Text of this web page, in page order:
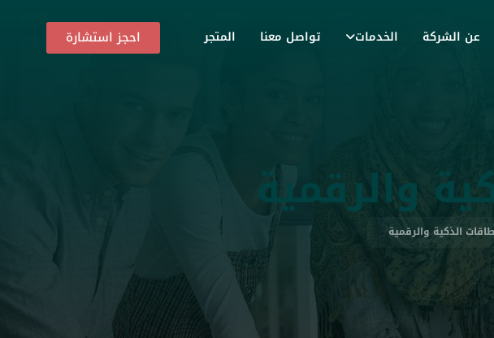
عن الشركة الخدمات تواصل معنا المتجر احجز استشارة
والرقمية
الذكية والرقمية